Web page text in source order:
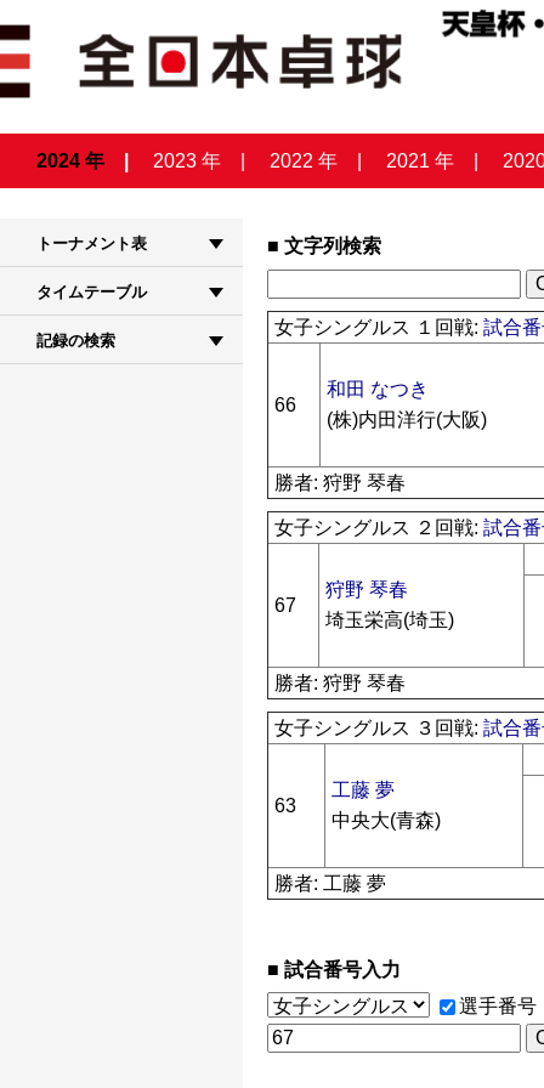
2024 年 2023 年 2022 年 2021 年
トーナメント表
タイムテーブル
記録の検索
文字列検索
女子シングルス １回戦:試合
66
和田 なつき
(株)内田洋行(大阪)
勝者: 狩野 琴春
女子シングルス ２回戦:試合
67
狩野 琴春
埼玉栄高(埼玉)
勝者: 狩野 琴春
女子シングルス ３回戦:試合
63
工藤 夢
中央大(青森)
勝者: 工藤 夢
試合番号入力
選手番号